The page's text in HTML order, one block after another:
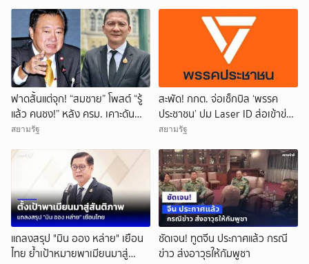
ฟาดสั้นแต่จุก! “สมชาย” โพสต์ “รู้
แล้ว คนชง!” หลัง ครม. เคาะดัน
“ผกก.หนุ่ย” นั่ง ผอ.ป.ย.ป.
สยามรัฐ
สะพัด! กกต. จ่อเช็กบิล ‘พรรค
ประชาชน’ ปม Laser ID ส่อเข้าข่าย
ยุบพรรคตาม ม.92
สยามรัฐ
แถลงสรุป "มิน ออง หล่าย" เยือน
ไทย ย้ำเป้าหมายพาเมียนมาสู่
ชัดเจน! ทูตจีน ประกาศแล้ว กรณี
ข่าว ส่งอาวุธให้กัมพูชา